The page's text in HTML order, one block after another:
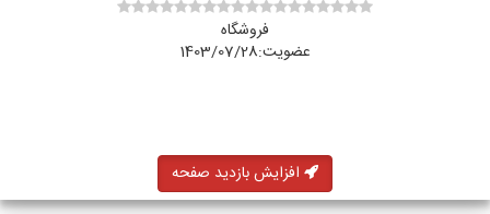
فروشگاه
عضویت:1403/07/28
افزایش بازدید صفحه